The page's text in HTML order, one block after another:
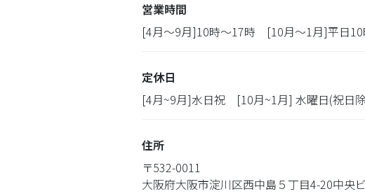
営業時間
[4月～9月]10時～17時 [10月～1月]平日
定休日
[4月~9月]水日祝 [10月~1月] 水曜日(祝日
住所
〒532-0011
大阪府大阪市淀川区西中島５丁目4-20中央